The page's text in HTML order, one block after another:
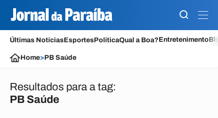
Últimas NotíciasEsportesPolíticaQual a Boa?Entretenimento
Home>PB Saúde
Resultados para a tag:
PB Saúde